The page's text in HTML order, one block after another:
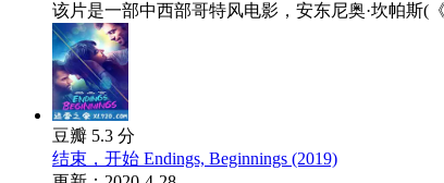
该片是一部中西部哥特风电影，安东尼奥·坎帕斯(
豆瓣 5.3 分
结束，开始 Endings, Beginnings (2019)